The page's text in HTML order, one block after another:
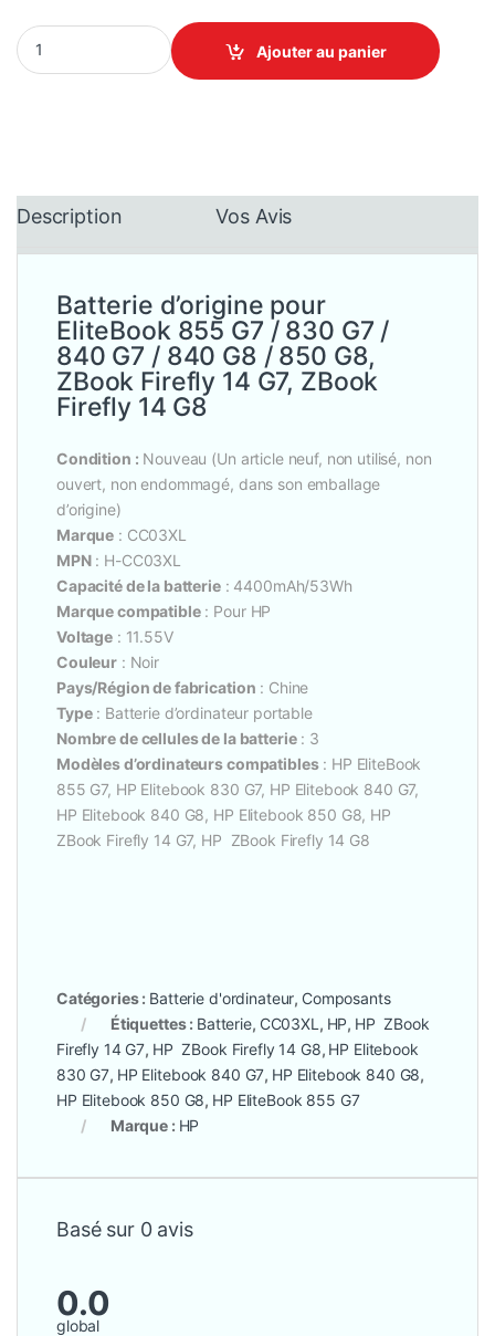
HP CC03XL - Batterie d'origine pour EliteBook 855 G7,
Ajouter au panier
Description Vos Avis
Batterie d’origine pour
EliteBook 855 G7 / 830 G7 /
840 G7 / 840 G8 / 850 G8,
ZBook Firefly 14 G7, ZBook
Firefly 14 G8
Condition : Nouveau (Un article neuf, non utilisé, non
ouvert, non endommagé, dans son emballage
d’origine)
Marque : CC03XL
MPN: H-CC03XL
Capacité de la batterie: 4400mAh/53Wh
Marque compatible: Pour HP
Voltage : 11.55V
Couleur : Noir
Pays/Région de fabrication : Chine
Type: Batterie d’ordinateur portable
Nombre de cellules de la batterie: 3
Modèles d’ordinateurs compatibles: HP EliteBook
855 G7, HP Elitebook 830 G7, HP Elitebook 840 G7,
HP Elitebook 840 G8, HP Elitebook 850 G8, HP
ZBook Firefly 14 G7, HP ZBook Firefly 14 G8
Catégories : Batterie d'ordinateur, Composants
Étiquettes : Batterie, CC03XL , HP, HP ZBook
Firefly 14 G7, HP ZBook Firefly 14 G8, HP Elitebook
830 G7, HP Elitebook 840 G7, HP Elitebook 840 G8,
HP Elitebook 850 G8, HP EliteBook 855 G7
Marque : HP
Basé sur 0 avis
0.0
global